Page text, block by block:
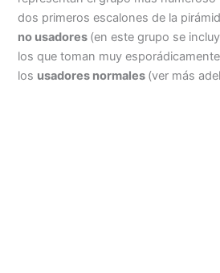
dos primeros escalones de la
no usadores (en este grupo se
los que toman muy
los usadores normales (ver más